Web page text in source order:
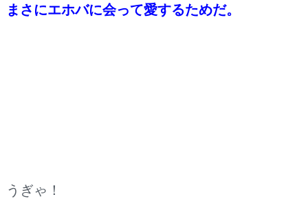
まさにエホバに会って愛するためだ。
うぎゃ！